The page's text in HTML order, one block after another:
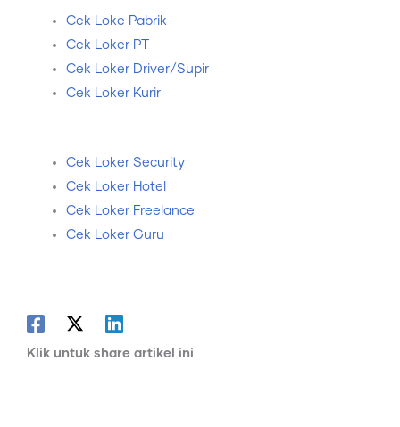
Cek Loke Pabrik
Cek Loker PT
Cek Loker Driver/Supir
Cek Loker Kurir
Cek Loker Security
Cek Loker Hotel
Cek Loker Freelance
Cek Loker Guru
Klik untuk share artikel ini